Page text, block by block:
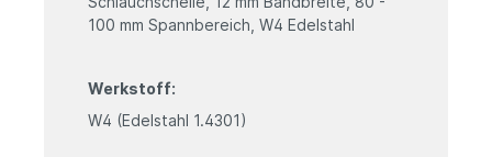
100 mm Spannbereich, W4 Edelstahl
Werkstoff:
W4 (Edelstahl 1.4301)